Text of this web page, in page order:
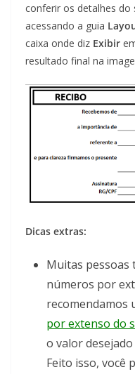
conferir os detalhes do
acessando a guia
caixa onde diz Exibir
resultado final na
Dicas extras:
Muitas pessoas
números por
recomendamos
por extenso do
o valor
Feito isso, você